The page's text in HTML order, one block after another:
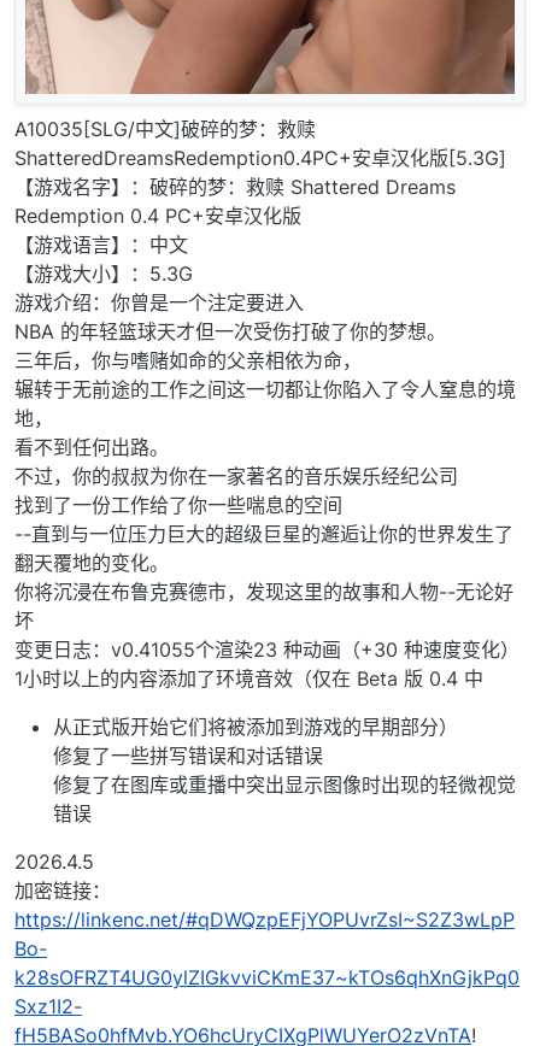
A10035[SLG/中文]破碎的梦：救赎
ShatteredDreamsRedemption0.4PC+安卓汉化版[5.3G]
【游戏名字】：破碎的梦：救赎 Shattered Dreams
Redemption 0.4 PC+安卓汉化版
【游戏语言】：中文
【游戏大小】：5.3G
游戏介绍：你曾是一个注定要进入
NBA 的年轻篮球天才但一次受伤打破了你的梦想。
三年后，你与嗜赌如命的父亲相依为命，
辗转于无前途的工作之间这一切都让你陷入了令人窒息的境
地，
看不到任何出路。
不过，你的叔叔为你在一家著名的音乐娱乐经纪公司
找到了一份工作给了你一些喘息的空间
--直到与一位压力巨大的超级巨星的邂逅让你的世界发生了
翻天覆地的变化。
你将沉浸在布鲁克赛德市，发现这里的故事和人物--无论好
坏
变更日志：v0.41055个渲染23 种动画（+30 种速度变化）
1小时以上的内容添加了环境音效（仅在 Beta 版 0.4 中
从正式版开始它们将被添加到游戏的早期部分）
修复了一些拼写错误和对话错误
修复了在图库或重播中突出显示图像时出现的轻微视觉
错误
2026.4.5
加密链接：
https://linkenc.net/#qDWQzpEFjYOPUvrZsI~S2Z3wLpP
Bo-
k28sOFRZT4UG0ylZIGkvviCKmE37~kTOs6qhXnGjkPq0
Sxz1I2-
fH5BASo0hfMvb.YO6hcUryCIXgPlWUYerO2zVnTA!